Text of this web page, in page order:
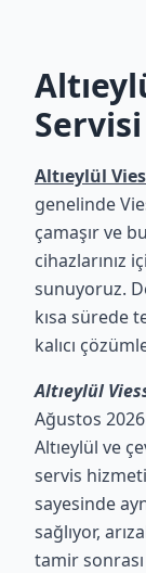
Servisi
Altıeylül
genelinde
çamaşır ve
cihazlarınız
sunuyoruz.
kısa sürede
kalıcı
Altıeylül
Ağustos
Altıeylül ve
servis hizmeti
sayesinde
sağlıyor,
tamir